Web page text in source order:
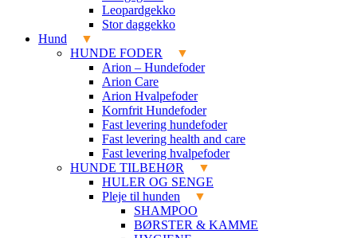
Leopardgekko
Stor daggekko
Hund
HUNDE FODER
Arion – Hundefoder
Arion Care
Arion Hvalpefoder
Kornfrit Hundefoder
Fast levering hundefoder
Fast levering health and care
Fast levering hvalpefoder
HUNDE TILBEHØR
HULER OG SENGE
Pleje til hunden
SHAMPOO
BØRSTER & KAMME